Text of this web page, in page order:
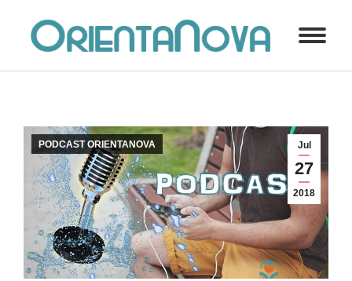
Jul
27
2018
PODCAST ORIENTANOVA